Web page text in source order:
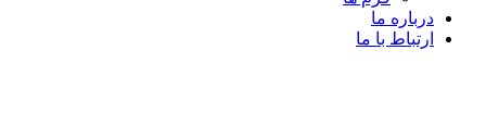
درباره ما
ارتباط با ما